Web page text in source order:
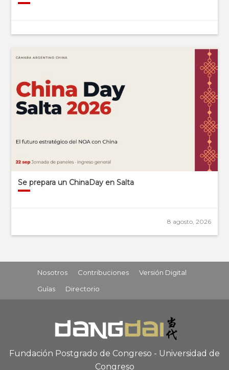
Se prepara un ChinaDay en Salta
8 agosto, 2026
Nosotros Contribuciones
Versión Digital
Guías
Directorio
Fundación Postgrado de Congreso - Universidad de
Congreso